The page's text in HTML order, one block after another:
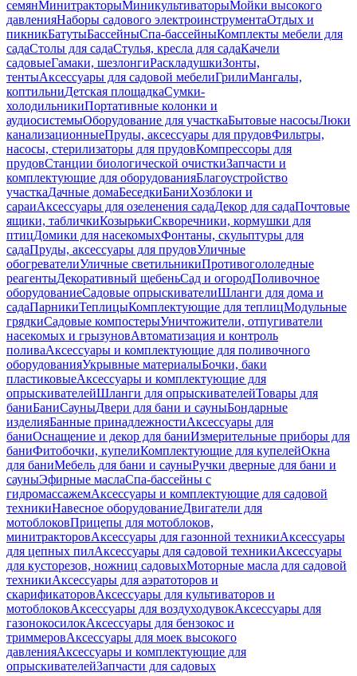
семянМинитракторыМиникультиваторыМойки высокого
давленияНаборы садового электроинструментаОтдых и
пикникБатутыБассейныСпа-бассейныКомплекты мебели для
садаСтолы для садаСтулья, кресла для садаКачели
садовыеГамаки, шезлонгиРаскладушкиЗонты,
тентыАксессуары для садовой мебелиГрилиМангалы,
коптильниДетская площадкаСумки-
холодильникиПортативные колонки и
аудиосистемыОборудование для участкаБытовые насосыЛюки
канализационныеПруды, аксессуары для прудовФильтры,
насосы, стерилизаторы для прудовКомпрессоры для
прудовСтанции биологической очисткиЗапчасти и
комплектующие для оборудованияБлагоустройство
участкаДачные домаБеседкиБаниХозблоки и
сараиАксессуары для озеленения садаДекор для садаПочтовые
ящики, табличкиКозырькиСкворечники, кормушки для
птицДомики для насекомыхФонтаны, скульптуры для
садаПруды, аксессуары для прудовУличные
обогревателиУличные светильникиПротивогололедные
реагентыДекоративный щебеньСад и огородПоливочное
оборудованиеСадовые опрыскивателиШланги для дома и
садаПарникиТеплицыКомплектующие для теплицМодульные
грядкиСадовые компостерыУничтожители, отпугиватели
насекомых и грызуновАвтоматизация и контроль
поливаАксессуары и комплектующие для поливочного
оборудованияУкрывные материалыБочки, баки
пластиковыеАксессуары и комплектующие для
опрыскивателейШланги для опрыскивателейТовары для
баниБаниСауныДвери для бани и сауныБондарные
изделияБанные принадлежностиАксессуары для
баниОснащение и декор для баниИзмерительные приборы для
баниФитобочки, купелиКомплектующие для купелейОкна
для баниМебель для бани и сауныРучки дверные для бани и
сауныЭфирные маслаСпа-бассейны с
гидромассажемАксессуары и комплектующие для садовой
техникиНавесное оборудованиеДвигатели для
мотоблоковПрицепы для мотоблоков,
минитракторовАксессуары для газонной техникиАксессуары
для цепных пилАксессуары для садовой техникиАксессуары
для кусторезов, ножниц садовыхМоторные масла для садовой
техникиАксессуары для аэратоторов и
скарификаторовАксессуары для культиваторов и
мотоблоковАксессуары для воздуходувокАксессуары для
газонокосилокАксессуары для бензокос и
триммеровАксессуары для моек высокого
давленияАксессуары и комплектующие для
опрыскивателейЗапчасти для садовых